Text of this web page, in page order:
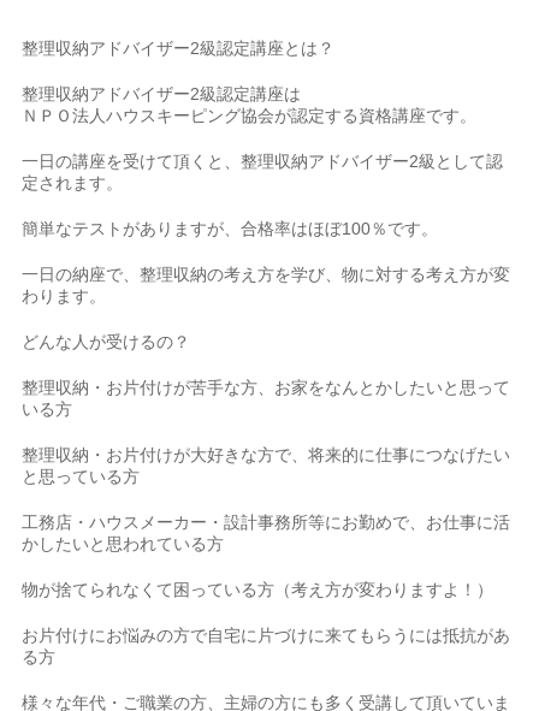
整理収納アドバイザー2級認定講座とは？
整理収納アドバイザー2級認定講座は
ＮＰＯ法人ハウスキーピング協会が認定する資格講座です。
一日の講座を受けて頂くと、整理収納アドバイザー2級として認
定されます。
簡単なテストがありますが、合格率はほぼ100％です。
一日の納座で、整理収納の考え方を学び、物に対する考え方が変
わります。
どんな人が受けるの？
整理収納・お片付けが苦手な方、お家をなんとかしたいと思って
いる方
整理収納・お片付けが大好きな方で、将来的に仕事につなげたい
と思っている方
工務店・ハウスメーカー・設計事務所等にお勤めで、お仕事に活
かしたいと思われている方
物が捨てられなくて困っている方（考え方が変わりますよ！）
お片付けにお悩みの方で自宅に片づけに来てもらうには抵抗があ
る方
様々な年代・ご職業の方、主婦の方にも多く受講して頂いていま